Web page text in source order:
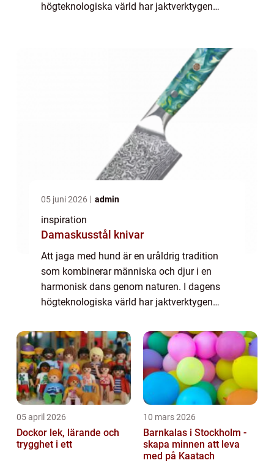
högteknologiska värld har jaktverktygen
05 juni 2026 admin
inspiration
Damaskusstål knivar
Att jaga med hund är en uråldrig tradition
som kombinerar människa och djur i en
harmonisk dans genom naturen. I dagens
högteknologiska värld har jaktverktygen
hundpejl &aum...
05 april 2026
Dockor lek, lärande och
trygghet i ett
10 mars 2026
Barnkalas i Stockholm -
skapa minnen att leva
med på Kaatach